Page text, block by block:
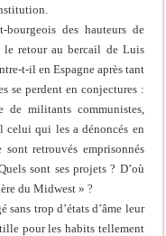
des hauteurs de
le retour au bercail de Luis
t-il en Espagne après tant
se perdent en conjectures :
militants communistes,
celui qui les a dénoncés en
retrouvés emprisonnés
sont ses projets ? D’où
du Midwest » ?
sans trop d’états d’âme leur
pour les habits tellement